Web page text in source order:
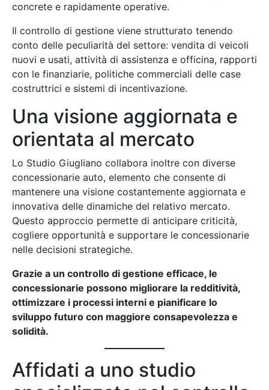
concrete e rapidamente operative.
Il controllo di gestione viene strutturato tenendo
conto delle peculiarità del settore: vendita di veicoli
nuovi e usati, attività di assistenza e officina, rapporti
con le finanziarie, politiche commerciali delle case
costruttrici e sistemi di incentivazione.
Una visione aggiornata e
orientata al mercato
Lo Studio Giugliano collabora inoltre con diverse
concessionarie auto, elemento che consente di
mantenere una visione costantemente aggiornata e
innovativa delle dinamiche del relativo mercato.
Questo approccio permette di anticipare criticità,
cogliere opportunità e supportare le concessionarie
nelle decisioni strategiche.
Grazie a un controllo di gestione efficace, le
concessionarie possono migliorare la redditività,
ottimizzare i processi interni e pianificare lo
sviluppo futuro con maggiore consapevolezza e
solidità.
Affidati a uno studio